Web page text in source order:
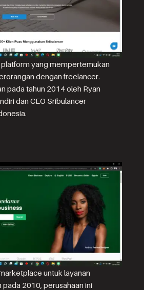
platform yang mempertemukan
dengan freelancer.
pada tahun 2014 oleh Ryan
dan CEO Sribulancer
untuk layanan
2010, perusahaan ini